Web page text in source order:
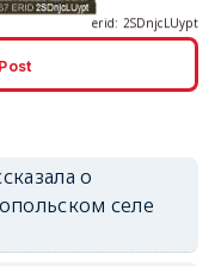
о
селе